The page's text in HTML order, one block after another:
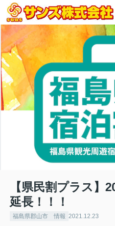
【県民割プラス】
延長！！！
福島県郡山市 情報 2021.12.23